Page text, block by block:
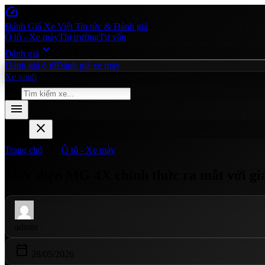
speed
Đánh Giá Xe Việt Tin tức & Đánh giá
Ô tô - Xe máyThị trườngTư vấn
Đánh giá expand_more
Đánh giá ô tôĐánh giá xe máy
Xe xanh
menu
close
Trang chủ Ô tô - Xe máy